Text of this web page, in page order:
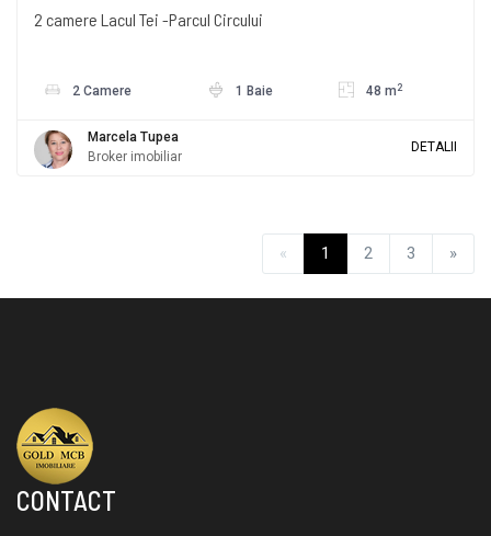
2 camere Lacul Tei -Parcul Circului
2 Camere 1 Baie 48 m 2
Marcela Tupea
Broker imobiliar
DETALII
« 1 2 3 »
CONTACT